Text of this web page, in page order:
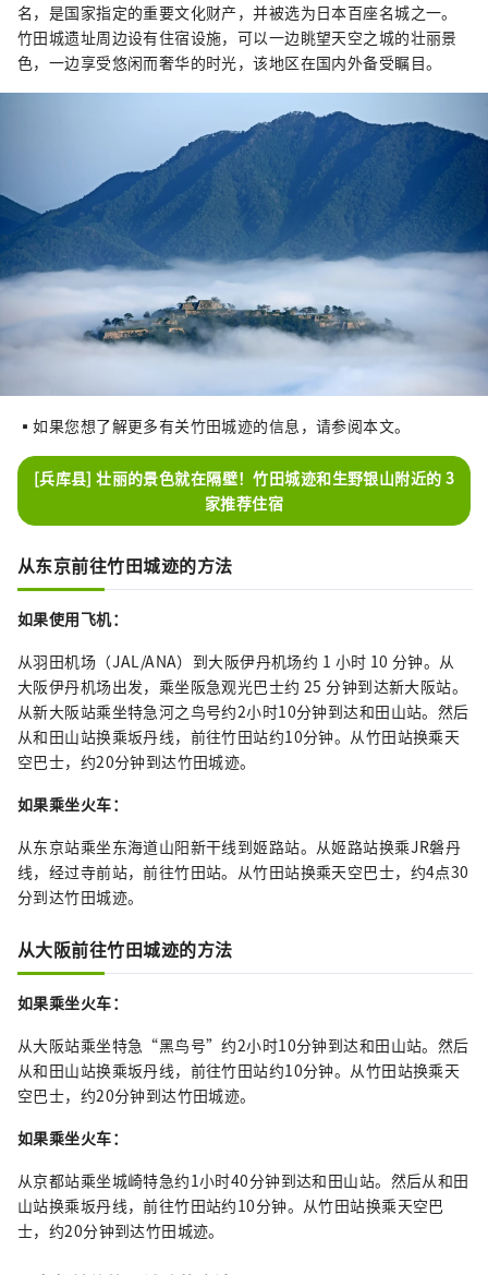
名，是国家指定的重要文化财产，并被选为日本百座名城之一。
竹田城遗址周边设有住宿设施，可以一边眺望天空之城的壮丽景
色，一边享受悠闲而奢华的时光，该地区在国内外备受瞩目。
▪如果您想了解更多有关竹田城迹的信息，请参阅本文。
[兵库县] 壮丽的景色就在隔壁！竹田城迹和生野银山附近的 3
家推荐住宿
从东京前往竹田城迹的方法
如果使用飞机：
从羽田机场（JAL/ANA）到大阪伊丹机场约 1 小时 10 分钟。从
大阪伊丹机场出发，乘坐阪急​​观光巴士约 25 分钟到达新大阪站。
从新大阪站乘坐特急河之鸟号约2小时10分钟到达和田山站。然后
从和田山站换乘坂丹线，前往竹田站约10分钟。从竹田站换乘天
空巴士，约20分钟到达竹田城迹。
如果乘坐火车：
从东京站乘坐东海道山阳新干线到姬路站。从姬路站换乘JR磐丹
线，经过寺前站，前往竹田站。从竹田站换乘天空巴士，约4点30
分到达竹田城迹。
从大阪前往竹田城迹的方法
如果乘坐火车：
从大阪站乘坐特急“黑鸟号”约2小时10分钟到达和田山站。然后
从和田山站换乘坂丹线，前往竹田站约10分钟。从竹田站换乘天
空巴士，约20分钟到达竹田城迹。
如果乘坐火车：
从京都站乘坐城崎特急约1小时40分钟到达和田山站。然后从和田
山站换乘坂丹线，前往竹田站约10分钟。从竹田站换乘天空巴
士，约20分钟到达竹田城迹。